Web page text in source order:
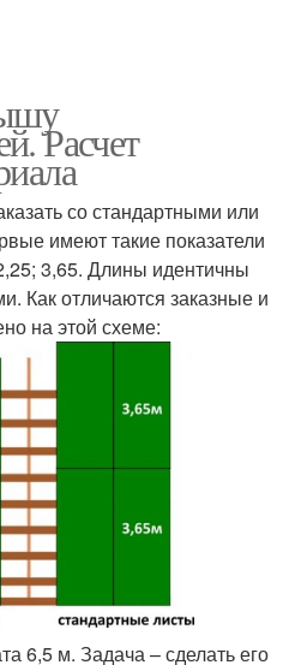
Расчет
со стандартными или
имеют такие показатели
3,65. Длины идентичны
Как отличаются заказные и
на этой схеме:
6,5 м. Задача – сделать его